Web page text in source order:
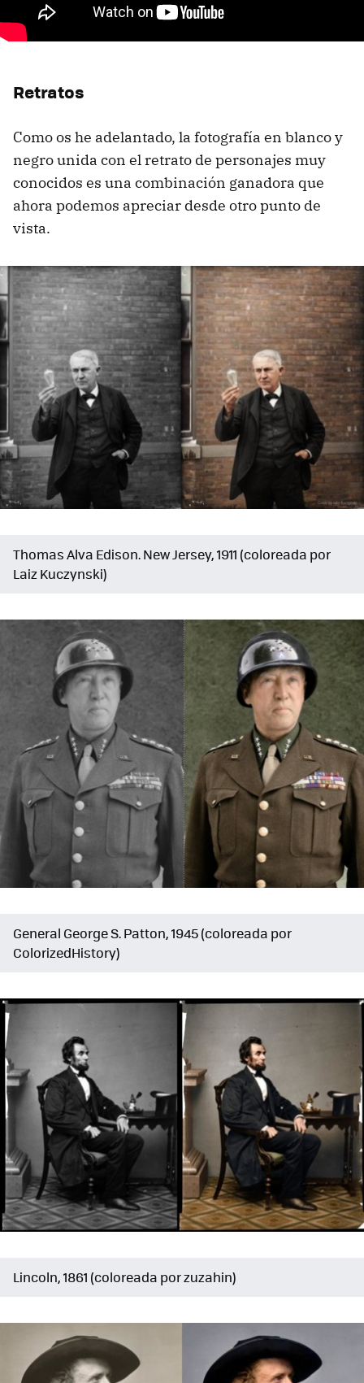
Retratos
Como os he adelantado, la fotografía en blanco y
negro unida con el retrato de personajes muy
conocidos es una combinación ganadora que
ahora podemos apreciar desde otro punto de
vista.
Thomas Alva Edison. New Jersey, 1911 (coloreada por
Laiz Kuczynski)
General George S. Patton, 1945 (coloreada por
ColorizedHistory)
Lincoln, 1861 (coloreada por zuzahin)